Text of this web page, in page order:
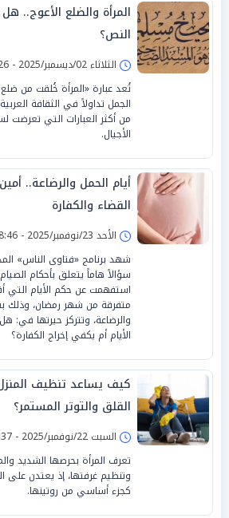
المرأة والضلع الأعوج..
النص؟
الثلاثاء 02/ديسمبر/2025 - 11:26 م
تُعد عبارة «المرأة خُلقت من
الجمل تداولاً في الثقافة
من أكثر العبارات التي تعرضت
الأجيال.
أيام الحمل والرضاعة..
القضاء والكفارة
الأحد 23/نوفمبر/2025 - 08:46 م
شهد برنامج «فتاوى الناس»
سؤالاً هاماً يتعلق بأحكام
استفهمت عن حكم الأيام التي
متفرقة من شهر رمضان، وذلك
والرضاعة، وتتركز حيرتها في:
الأيام أم يكفي إخراج الكفارة؟
كيف يساعد تنظيف
القلق والتوتر المستمر؟
السبت 22/نوفمبر/2025 - 11:37 م
تعرف المرأة بحرصها الشديد
وتنظيم غرفتها، إذ يعتدن
كجزء أساسي من روتينها.